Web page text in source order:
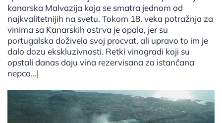
kanarska Malvazija koja se smatra jednom od
najkvalitetnijih na svetu. Tokom 18. veka potražnja za
vinima sa Kanarskih ostrva je opala, jer su
portugalska doživela svoj procvat, ali upravo to im je
dalo dozu ekskluzivnosti. Retki vinogradi koji su
opstali danas daju vina rezervisana za istančana
nepca...|